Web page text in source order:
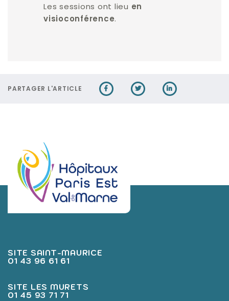
Les sessions ont lieu en
visioconférence.
PARTAGER L'ARTICLE
SITE SAINT-MAURICE
01 43 96 61 61
SITE LES MURETS
01 45 93 71 71